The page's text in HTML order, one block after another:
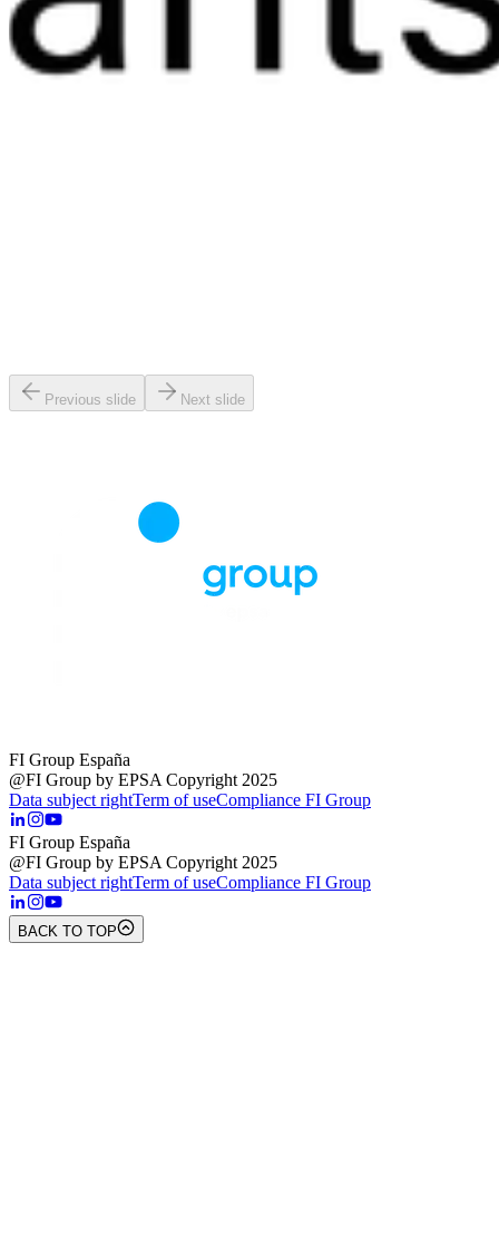
Previous slide Next slide
FI Group España
@FI Group by EPSA Copyright 2025
Data subject rightTerm of useCompliance FI Group
FI Group España
@FI Group by EPSA Copyright 2025
Data subject rightTerm of useCompliance FI Group
BACK TO TOP